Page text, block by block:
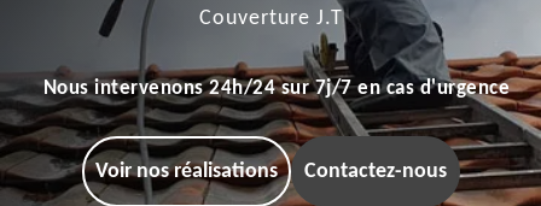
Couverture J.T
Nous intervenons 24h/24 sur 7j/7 en cas d'urgence
Voir nos réalisations Contactez-nous